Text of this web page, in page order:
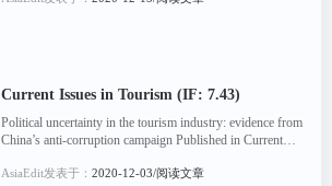
Current Issues in Tourism (IF: 7.43)
Political uncertainty in the tourism industry: evidence from
China’s anti-corruption campaign Published in Current
AsiaEdit发表于： 2020-12-03/阅读文章